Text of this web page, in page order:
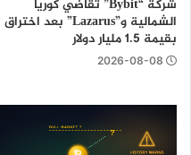
شركة “Bybit” تقاضي كوريا
الشمالية و”Lazarus” بعد اختراق
بقيمة 1.5 مليار دولار
2026-08-08